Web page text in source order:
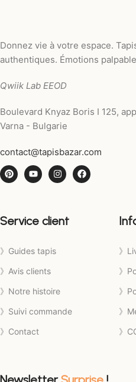
Donnez vie à votre espace.
authentiques. Émotions
Qwiik Lab EEOD
Boulevard Knyaz Boris I 125,
Varna - Bulgarie
contact@tapisbazar.com
Service client
》Guides tapis
》Avis clients
》Notre histoire
》Suivi commande
》Contact
》
》
》
》
》